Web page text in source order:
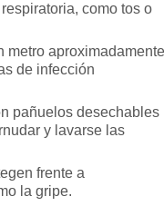
como tos o
metro aproximadamente
de infección
pañuelos desechables
y lavarse las
frente a
la gripe.